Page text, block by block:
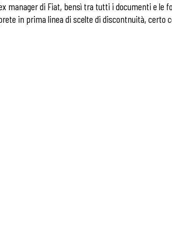
manager di Fiat, bensì tra tutti i documenti e
in prima linea di scelte di discontnuità, certo